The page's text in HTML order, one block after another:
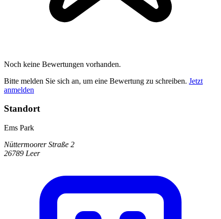
Noch keine Bewertungen vorhanden.
Bitte melden Sie sich an, um eine Bewertung zu schreiben. Jetzt
anmelden
Standort
Ems Park
Nüttermoorer Straße 2
26789 Leer